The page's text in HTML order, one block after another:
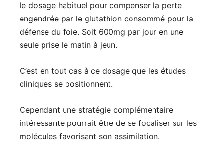
le dosage habituel pour compenser la perte
engendrée par le glutathion consommé pour la
défense du foie. Soit 600mg par jour en une
seule prise le matin à jeun.
C’est en tout cas à ce dosage que les études
cliniques se positionnent.
Cependant une stratégie complémentaire
intéressante pourrait être de se focaliser sur les
molécules favorisant son assimilation.